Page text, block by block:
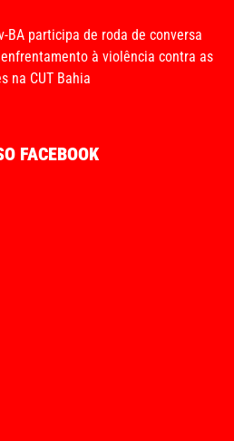
BA participa de roda de conversa
à violência contra as
na CUT Bahia
FACEBOOK